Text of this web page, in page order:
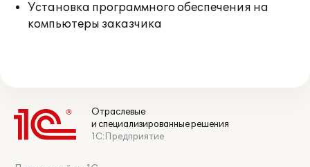
Установка программного обеспечения на
компьютеры заказчика
Отраслевые
и специализированные решения
1С:Предприятие